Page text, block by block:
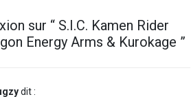
sur “ S.I.C. Kamen Rider
Energy Arms & Kurokage ”
dit :